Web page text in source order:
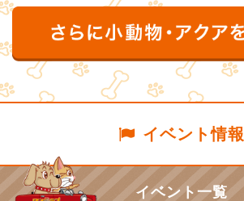
イベント情報
イベント一覧